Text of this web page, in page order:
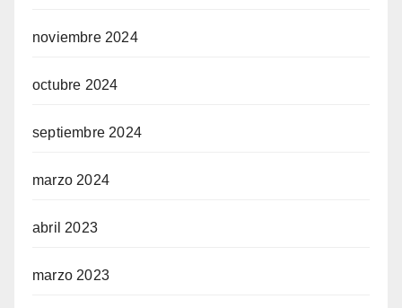
noviembre 2024
octubre 2024
septiembre 2024
marzo 2024
abril 2023
marzo 2023